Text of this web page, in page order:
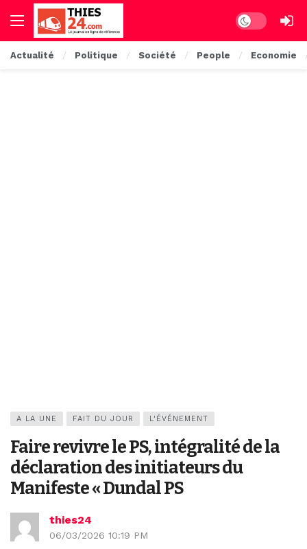
Dark mode
Actualité Politique Société People Economie
A LA UNE FAIT DU JOUR L'ÉVÉNEMENT
Faire revivre le PS, intégralité de la
déclaration des initiateurs du
Manifeste « Dundal PS
thies24
06/03/2026 10:19 PM